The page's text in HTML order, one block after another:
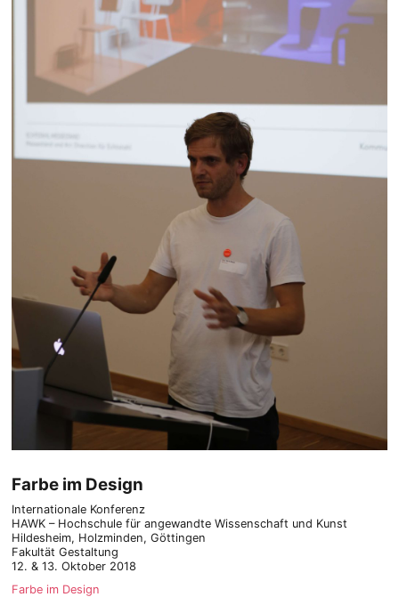
Farbe im Design
Internationale Konferenz
HAWK – Hochschule für angewandte Wissenschaft und Kunst
Hildesheim, Holzminden, Göttingen
Fakultät Gestaltung
12. & 13. Oktober 2018
Farbe im Design